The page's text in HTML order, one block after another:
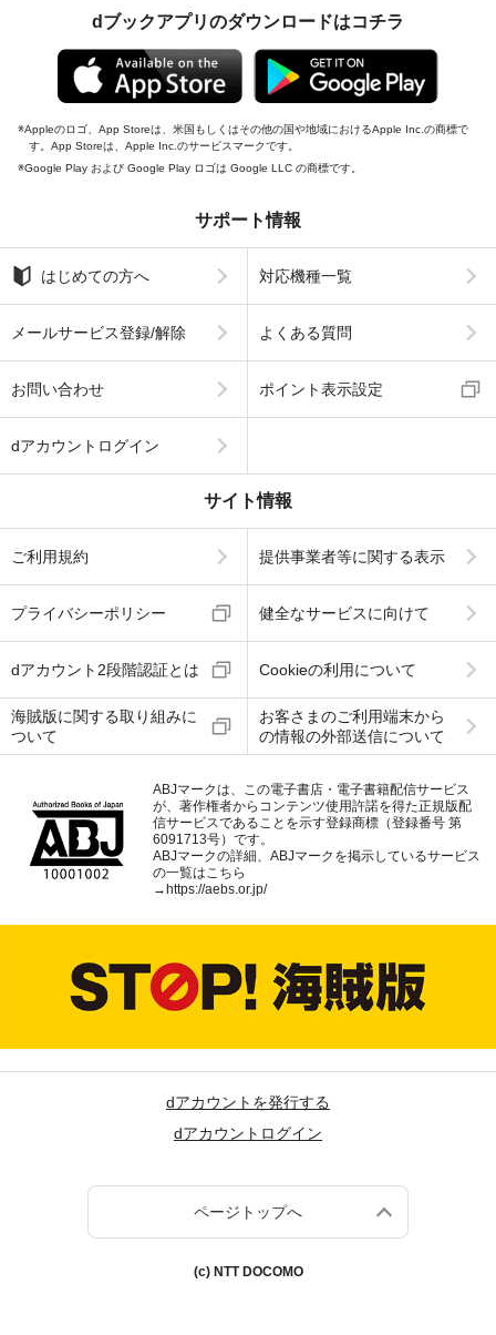
dブックアプリのダウンロードはコチラ
Appleのロゴ、App Storeは、米国もしくはその他の国や地域におけるApple Inc.の商標で
す。App Storeは、Apple Inc.のサービスマークです。
Google Play および Google Play ロゴは Google LLC の商標です。
サポート情報
はじめての方へ 対応機種一覧
メールサービス登録/解除 よくある質問
お問い合わせ ポイント表示設定
dアカウントログイン
サイト情報
ご利用規約 提供事業者等に関する表示
プライバシーポリシー 健全なサービスに向けて
dアカウント2段階認証とは Cookieの利用について
海賊版に関する取り組みに
ついて
お客さまのご利用端末から
の情報の外部送信について
ABJマークは、この電子書店・電子書籍配信サービス
が、著作権者からコンテンツ使用許諾を得た正規版配
信サービスであることを示す登録商標（登録番号 第
6091713号）です。
ABJマークの詳細、ABJマークを掲示しているサービス
の一覧はこちら
→ https://aebs.or.jp/
dアカウントを発行する
dアカウントログイン
ページトップへ
(c) NTT DOCOMO